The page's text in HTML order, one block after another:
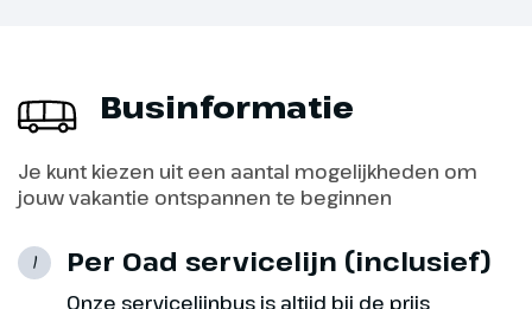
Dag 9
Businformatie
Je kunt kiezen uit een aantal mogelijkheden om
jouw vakantie ontspannen te beginnen
1 Per Oad servicelijn (inclusief)
Onze servicelijnbus is altijd bij de prijs